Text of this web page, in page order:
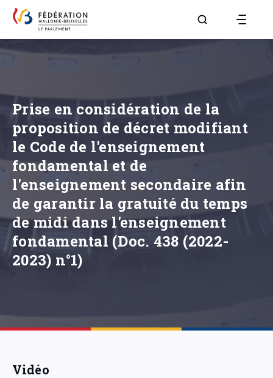
Aller à la page
Prise en considération de la
proposition de décret modifiant
le Code de l'enseignement
fondamental et de
l'enseignement secondaire afin
de garantir la gratuité du temps
de midi dans l'enseignement
fondamental (Doc. 438 (2022-
2023) n°1)
Vidéo